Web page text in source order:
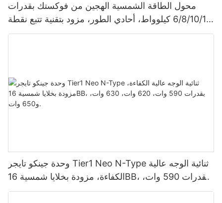
محول الطاقة الشمسية الهجين من فوكستك بقدرات
6/8/10/12 كيلوواط، أحادي الطور، مزود بتقنية تتبع نقطة
الطاقة القصوى (MPPT)، يدعم توصيل 9 وحدات بالتوازي
وحدة جينكو تايجر Tier1 Neo N-Type ثنائية الوجه عالية
الكفاءة، مزودة بخلايا شمسية 16BB، بقدرات 590 وات،
620 وات، 630 وات، و650 وات.